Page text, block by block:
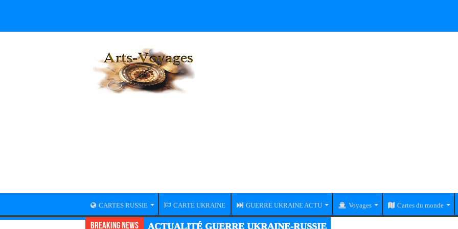
CARTES RUSSIE CARTE UKRAINE GUERRE UKRAINE ACTU Voyages Cartes du monde
Breaking News ACTUALITÉ GUERRE UKRAINE-RUSSIE